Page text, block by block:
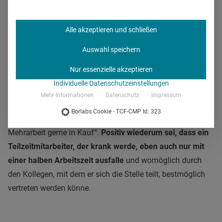
So müssen gleich zwei neue Mitarbeiter eingearbeitet
werden, und für mehr Mitarbeiter fallen auch mehr
Verwaltungskosten an, aber„das ist immer noch besser,
übrige Personal im Krankenhaus denken, das andernfalls
unbesetzten Stelle übernehmen muss. „Da nimmt man die
Mehrarbeit gerne in Kauf“. Positiv wiederum sei, dass ein
Teilzeitmitarbeiter, der krank werde, eben auch nur mit
einer halben Arbeitszeit ausfalle und womöglich durch
den Kollegen, mit dem er sich die Stelle teilt, bestmöglich
vertreten werden könne.
Alle akzeptieren und schließen
Auswahl speichern
Nur essenzielle akzeptieren
Individuelle Datenschutzeinstellungen
Mehr Informationen Datenschutz Impressum
Borlabs Cookie - TCF-CMP Id: 323